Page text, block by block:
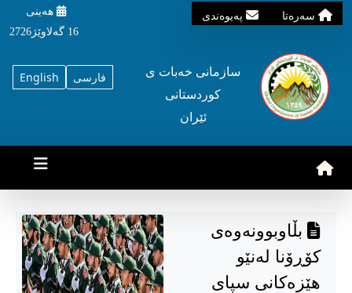
سه‌ره‌تا په‌یوه‌ندی
هه‌ینی
16 گه‌لاوێژ2726
English فارسی
سازمانی خه‌بات ی
کوردستانی
ئێران
بڵاوبوونەوەی
کۆڕۆنا لەنێو
هێزەکانی سپای